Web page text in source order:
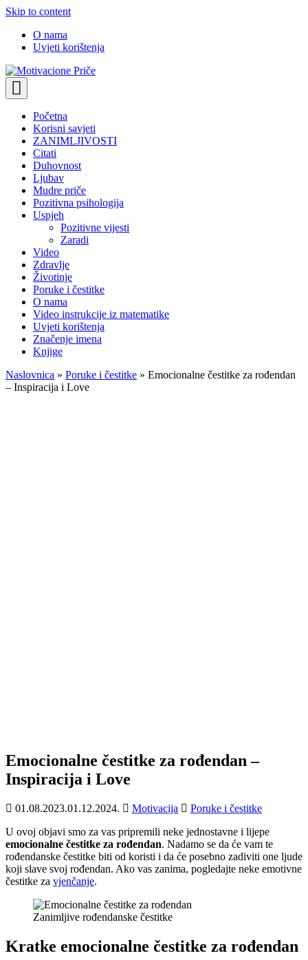
Skip to content
O nama
Uvjeti korištenja
Motivacione Priče
Mudre priče o životu i poučne priče o životu
Početna
Korisni savjeti
ZANIMLJIVOSTI
Citati
Duhovnost
Ljubav
Mudre priče
Pozitivna psihologija
Uspjeh
Pozitivne vijesti
Zaradi
Video
Zdravlje
Životinje
Poruke i čestitke
O nama
Video instrukcije iz matematike
Uvjeti korištenja
Značenje imena
Knjige
Naslovnica » Poruke i čestitke » Emocionalne čestitke za rođendan
– Inspiracija i Love
Emocionalne čestitke za rođendan –
Inspiracija i Love
01.08.2023.01.12.2024. Motivacija
Poruke i čestitke
U ovoj objavi smo za vas pripremili neke jednostavne i lijepe
emocionalne čestitke za rođendan. Nadamo se da će vam te
rođendanske čestitke biti od koristi i da će posebno zadiviti one ljude
koji slave svoj rođendan. Ako vas zanima, pogledajte neke emotivne
čestitke za vjenčanje.
Zanimljive rođendanske čestitke
Kratke emocionalne čestitke za rođendan